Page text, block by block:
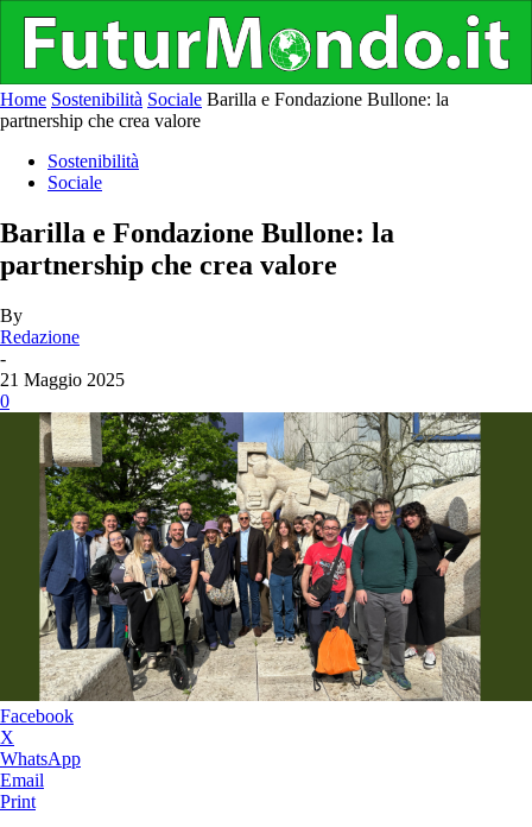
Home Sostenibilità Sociale Barilla e Fondazione Bullone: la
partnership che crea valore
Sostenibilità
Sociale
Barilla e Fondazione Bullone: la
partnership che crea valore
By
Redazione
-
21 Maggio 2025
0
Facebook
X
WhatsApp
Email
Print